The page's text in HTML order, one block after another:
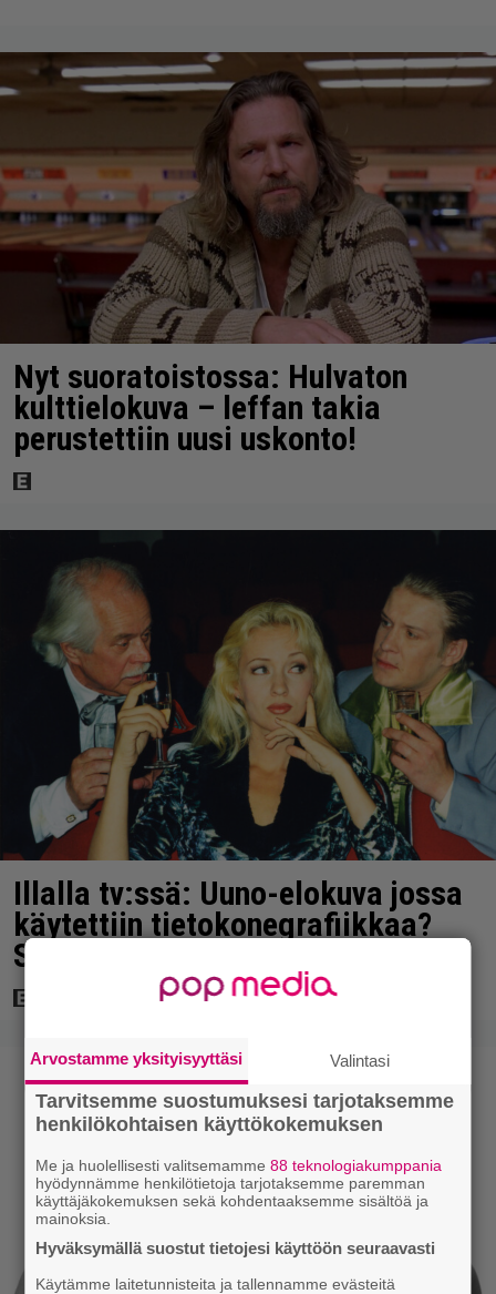
Nyt suoratoistossa: Hulvaton
kulttielokuva – leffan takia
perustettiin uusi uskonto!
Illalla tv:ssä: Uuno-elokuva jossa
käytettiin tietokonegrafiikkaa?
Sellainen tehtiin vuonna 1998
Arvostamme yksityisyyttäsi Valintasi
Tarvitsemme suostumuksesi tarjotaksemme
henkilökohtaisen käyttökokemuksen
Me ja huolellisesti valitsemamme88 teknologiakumppania
hyödynnämme henkilötietoja tarjotaksemme paremman
käyttäjäkokemuksen sekä kohdentaaksemme sisältöä ja
mainoksia.
Hyväksymällä suostut tietojesi käyttöön seuraavasti
Käytämme laitetunnisteita ja tallennamme evästeitä